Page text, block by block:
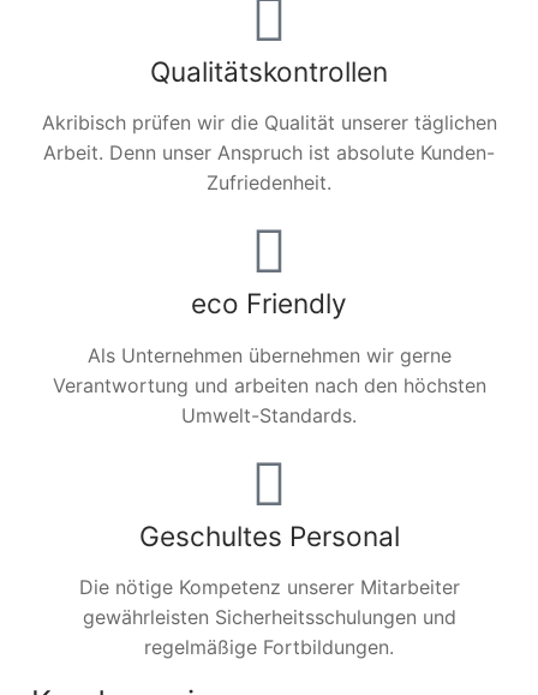
Qualitätskontrollen
Akribisch prüfen wir die Qualität unserer täglichen
Arbeit. Denn unser Anspruch ist absolute Kunden-
Zufriedenheit.
eco Friendly
Als Unternehmen übernehmen wir gerne
Verantwortung und arbeiten nach den höchsten
Umwelt-Standards.
Geschultes Personal
Die nötige Kompetenz unserer Mitarbeiter
gewährleisten Sicherheitsschulungen und
regelmäßige Fortbildungen.